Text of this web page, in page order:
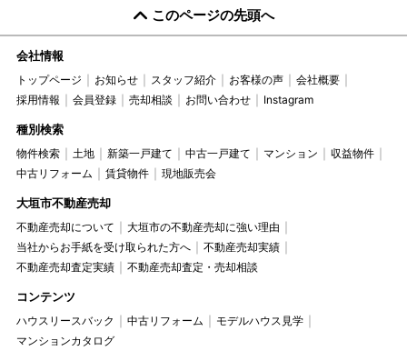
このページの先頭へ
会社情報
トップページ お知らせ スタッフ紹介 お客様の声
会社概要
採用情報
会員登録 売却相談 お問い合わせ Instagram
種別検索
物件検索 土地 新築一戸建て 中古一戸建て マンション
収益物件
中古リフォーム
賃貸物件 現地販売会
大垣市不動産売却
不動産売却について
大垣市の不動産売却に強い理由
当社からお手紙を受け取られた方へ
不動産売却実績
不動産売却査定実績
不動産売却査定・売却相談
コンテンツ
ハウスリースバック 中古リフォーム
モデルハウス見学
マンションカタログ